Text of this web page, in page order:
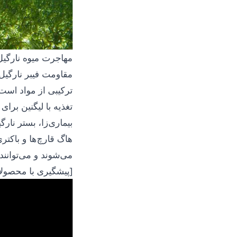
مهاجرت میوه
مقاومت فیبر
ترکیبی از مواد
تغذیه با لیگنین
بیماری‌زا، بستر
هاگ قارچ‌ها و
می‌شوند و
[پیشگیری با